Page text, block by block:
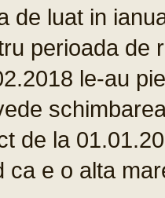
de luat in
perioada de
le-au
de la
ca e o alta